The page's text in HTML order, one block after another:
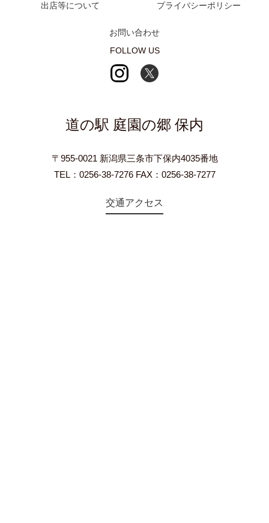
出店等について
プライバシーポリシー
お問い合わせ
FOLLOW US
道の駅 庭園の郷 保内
〒955-0021 新潟県三条市下保内4035番地
TEL：0256-38-7276 FAX：0256-38-7277
交通アクセス